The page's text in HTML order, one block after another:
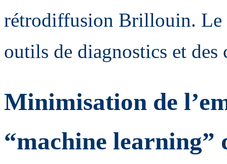
rétrodiffusion Brillouin. Le
outils de diagnostics et des
Minimisation de
“machine learning”